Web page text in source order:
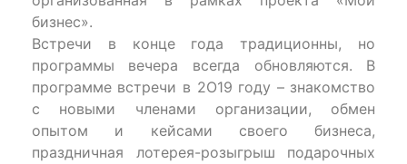
бизнес».
Встречи в конце года традиционны, но
программы вечера всегда обновляются. В
программе встречи в 2О19 году – знакомство
с новыми членами организации, обмен
опытом и кейсами своего бизнеса,
праздничная лотерея-розыгрыш подарочных